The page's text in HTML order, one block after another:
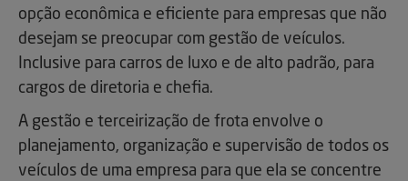
opção econômica e eficiente para empresas que não
desejam se preocupar com gestão de veículos.
Inclusive para carros de luxo e de alto padrão, para
cargos de diretoria e chefia.
A gestão e terceirização de frota envolve o
planejamento, organização e supervisão de todos os
veículos de uma empresa para que ela se concentre